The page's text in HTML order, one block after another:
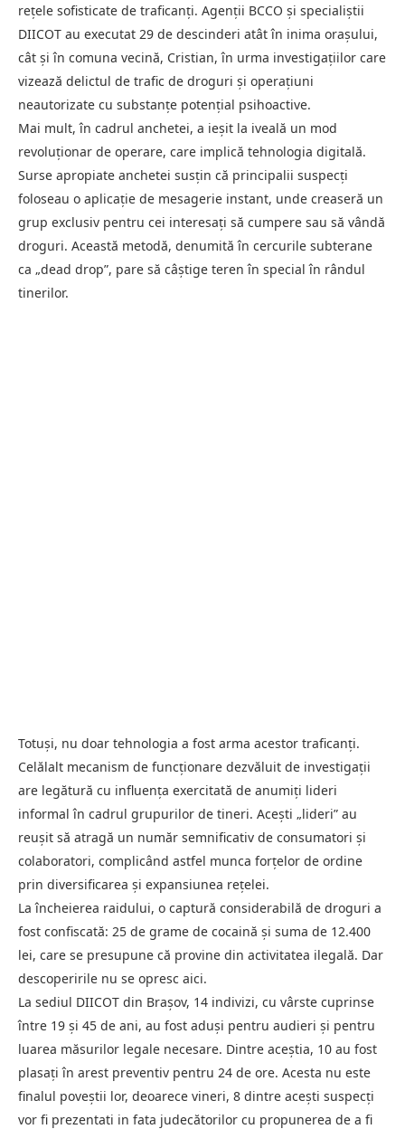
rețele sofisticate de traficanți. Agenții BCCO și specialiștii
DIICOT au executat 29 de descinderi atât în inima orașului,
cât și în comuna vecină, Cristian, în urma investigațiilor care
vizează delictul de trafic de droguri și operațiuni
neautorizate cu substanțe potențial psihoactive.
Mai mult, în cadrul anchetei, a ieșit la iveală un mod
revoluționar de operare, care implică tehnologia digitală.
Surse apropiate anchetei susțin că principalii suspecți
foloseau o aplicație de mesagerie instant, unde creaseră un
grup exclusiv pentru cei interesați să cumpere sau să vândă
droguri. Această metodă, denumită în cercurile subterane
ca „dead drop”, pare să câștige teren în special în rândul
tinerilor.
Totuși, nu doar tehnologia a fost arma acestor traficanți.
Celălalt mecanism de funcționare dezvăluit de investigații
are legătură cu influența exercitată de anumiți lideri
informal în cadrul grupurilor de tineri. Acești „lideri” au
reușit să atragă un număr semnificativ de consumatori și
colaboratori, complicând astfel munca forțelor de ordine
prin diversificarea și expansiunea rețelei.
La încheierea raidului, o captură considerabilă de droguri a
fost confiscată: 25 de grame de cocaină și suma de 12.400
lei, care se presupune că provine din activitatea ilegală. Dar
descoperirile nu se opresc aici.
La sediul DIICOT din Brașov, 14 indivizi, cu vârste cuprinse
între 19 și 45 de ani, au fost aduși pentru audieri și pentru
luarea măsurilor legale necesare. Dintre aceștia, 10 au fost
plasați în arest preventiv pentru 24 de ore. Acesta nu este
finalul poveștii lor, deoarece vineri, 8 dintre acești suspecți
vor fi prezentati in fata judecătorilor cu propunerea de a fi